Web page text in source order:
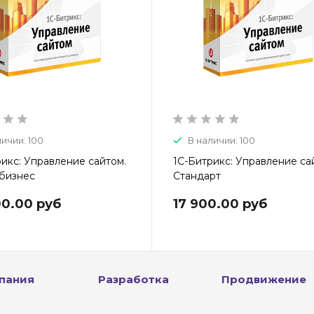
100
Управление сайтом.
руб
В наличии: 100
1С-Битрикс: Управление
Стандарт
17 900.00 руб
Разработка Продвижение